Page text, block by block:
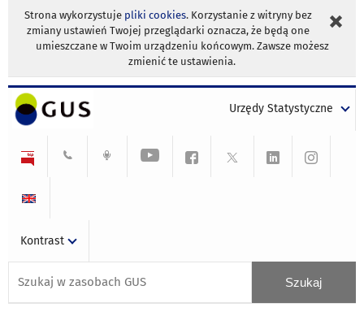
Strona wykorzystuje pliki cookies. Korzystanie z witryny bez
zmiany ustawień Twojej przeglądarki oznacza, że będą one
umieszczane w Twoim urządzeniu końcowym. Zawsze możesz
zmienić te ustawienia.
Urzędy Statystyczne
Kontrast